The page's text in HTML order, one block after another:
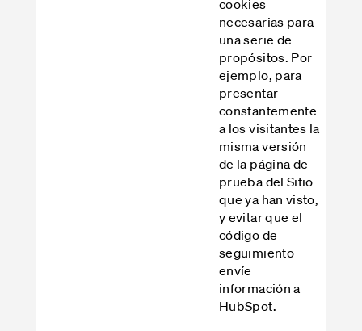
cookies
necesarias para
una serie de
propósitos. Por
ejemplo, para
presentar
constantemente
a los visitantes la
misma versión
de la página de
prueba del Sitio
que ya han visto,
y evitar que el
código de
seguimiento
envíe
información a
HubSpot.